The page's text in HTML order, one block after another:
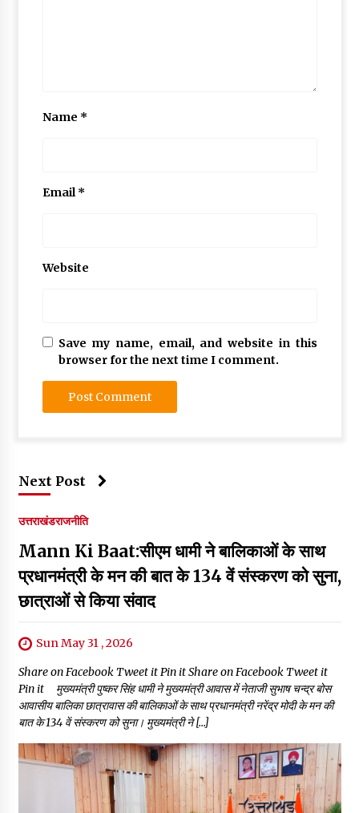
Name *
Email*
Website
Save my name, email, and website in this
browser for the next time I comment.
Next Post
उत्तराखंडराजनीति
Mann Ki Baat:सीएम धामी ने बालिकाओं के साथ
प्रधानमंत्री के मन की बात के 134 वें संस्करण को सुना,
छात्राओं से किया संवाद
Sun May 31 , 2026
Share on Facebook Tweet it Pin it Share on Facebook Tweet it
Pin it मुख्यमंत्री पुष्कर सिंह धामी ने मुख्यमंत्री आवास में नेताजी सुभाष चन्द्र बोस
आवासीय बालिका छात्रावास की बालिकाओं के साथ प्रधानमंत्री नरेंद्र मोदी के मन की
बात के 134 वें संस्करण को सुना। मुख्यमंत्री ने […]